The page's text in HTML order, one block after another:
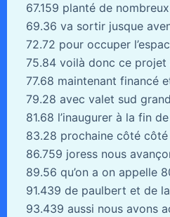
67.159 planté de
69.36 va sortir jusque
72.72 pour occuper
75.84 voilà donc ce projet
77.68 maintenant financé
79.28 avec valet sud
81.68 l’inaugurer à la fin de
83.28 prochaine côté côté
86.759 joress nous
89.56 qu’on a on appelle
91.439 de paulbert et de
93.439 aussi nous avons